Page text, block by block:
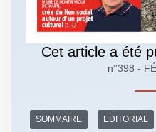
Cet article a été
n°398 -
SOMMAIRE EDITORIAL